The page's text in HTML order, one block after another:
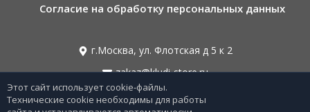
Согласие на обработку персональных данных
г.Москва, ул. Флотская д 5 к 2
zakaz@kludi-store.ru
Этот сайт использует cookie-файлы.
Технические cookie необходимы для работы